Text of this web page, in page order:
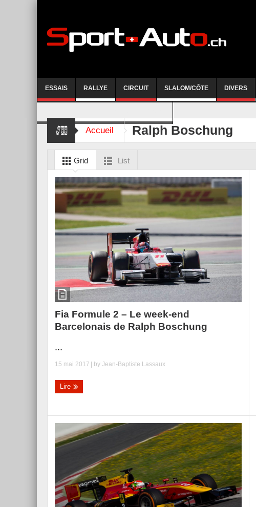
ESSAIS RALLYE CIRCUIT SLALOM/CÔTE DIVERS
Accueil Ralph Boschung
Grid List
Fia Formule 2 – Le week-end
Barcelonais de Ralph Boschung
...
15 mai 2017 | by Jean-Baptiste Lassaux
Lire